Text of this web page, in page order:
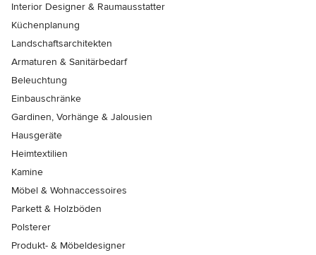
Interior Designer & Raumausstatter
Küchenplanung
Landschaftsarchitekten
Armaturen & Sanitärbedarf
Beleuchtung
Einbauschränke
Gardinen, Vorhänge & Jalousien
Hausgeräte
Heimtextilien
Kamine
Möbel & Wohnaccessoires
Parkett & Holzböden
Polsterer
Produkt- & Möbeldesigner